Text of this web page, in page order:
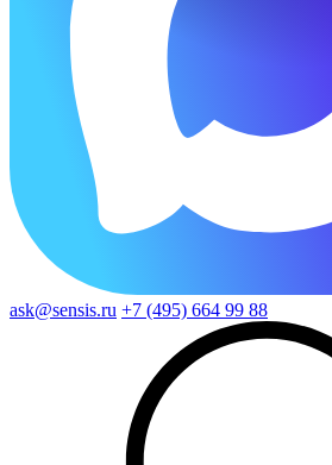
ask@sensis.ru +7 (495) 664 99 88